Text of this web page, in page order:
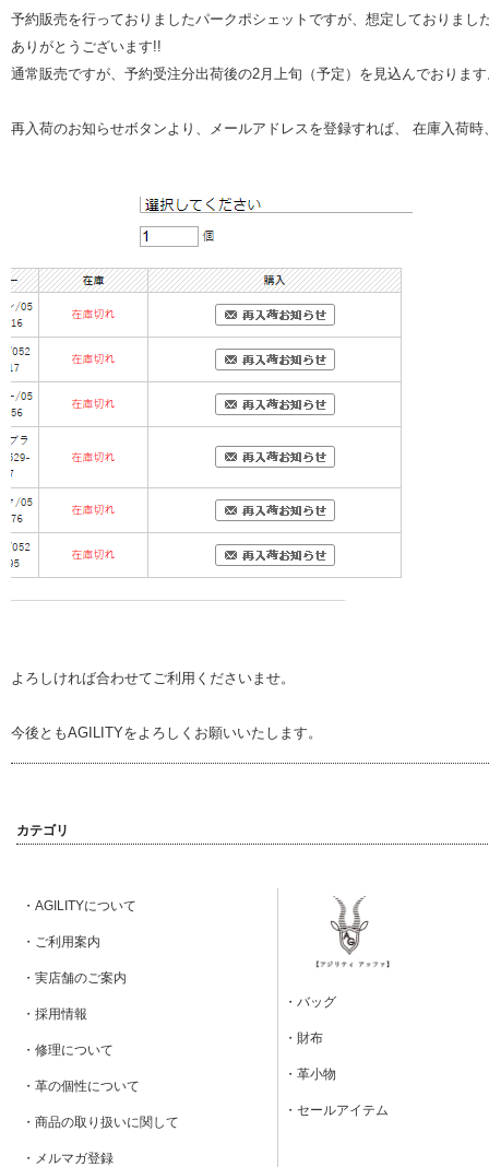
予約販売を行っておりましたパークポシェットですが、想定しておりまし
ありがとうございます!!
通常販売ですが、予約受注分出荷後の2月上旬（予定）を見込んでおりま
再入荷のお知らせボタンより、メールアドレスを登録すれば、 在庫入荷
よろしければ合わせてご利用くださいませ。
今後ともAGILITYをよろしくお願いいたします。
カテゴリ
・AGILITYについて
・ご利用案内
・実店舗のご案内
・採用情報
・修理について
・革の個性について
・商品の取り扱いに関して
・メルマガ登録
・バッグ
・財布
・革小物
・セールアイテム